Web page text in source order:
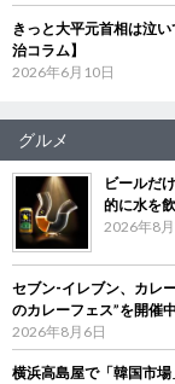
きっと大平元首相は泣
治コラム】
2026年6月10日
グルメ
ビールだ
的に水を
2026年8
セブン‐イレブン、カレ
のカレーフェス”を開催中
2026年8月6日
横浜高島屋で「韓国市